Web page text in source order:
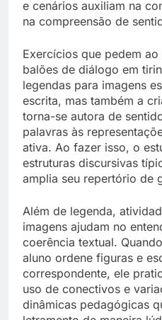
e cenários auxiliam na
na compreensão de
Exercícios que pedem
balões de diálogo em
legendas para imagens
escrita, mas também a
torna-se autora de
palavras às
ativa. Ao fazer isso, o
estruturas discursivas
amplia seu repertório de
Além de legenda,
imagens ajudam no
coerência textual.
aluno ordene figuras e
correspondente, ele
uso de conectivos e
dinâmicas pedagógicas